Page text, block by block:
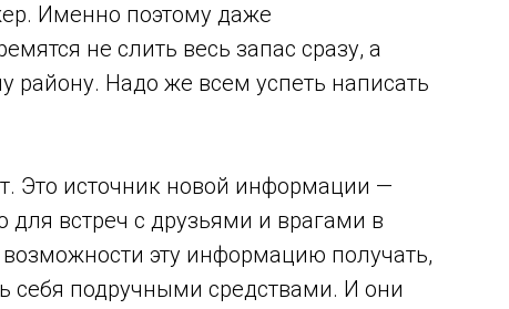
Именно поэтому даже
не слить весь запас сразу, а
району. Надо же всем успеть написать
Это источник новой информации —
для встреч с друзьями и врагами в
эту информацию получать,
себя подручными средствами. И они